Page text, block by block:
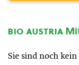
bio austria
Sie sind noch kein